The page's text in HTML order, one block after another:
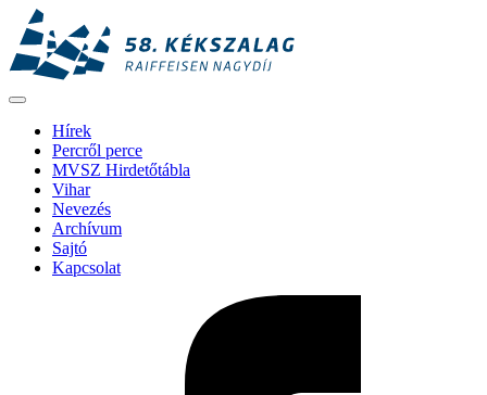
Hírek
Percről perce
MVSZ Hirdetőtábla
Vihar
Nevezés
Archívum
Sajtó
Kapcsolat